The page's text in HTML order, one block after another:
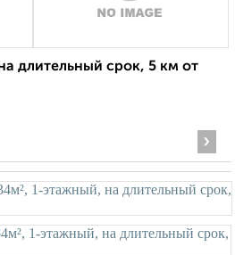
длительный срок, 5 км от
›